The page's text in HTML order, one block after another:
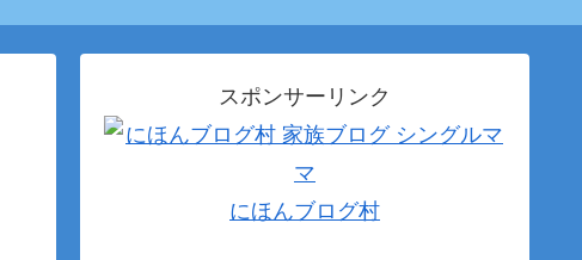
スポンサーリンク
にほんブログ村